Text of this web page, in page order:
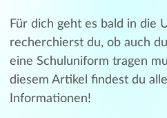
Für dich geht es bald in die
recherchierst du, ob auch
eine Schuluniform tragen
diesem Artikel findest du
Informationen!